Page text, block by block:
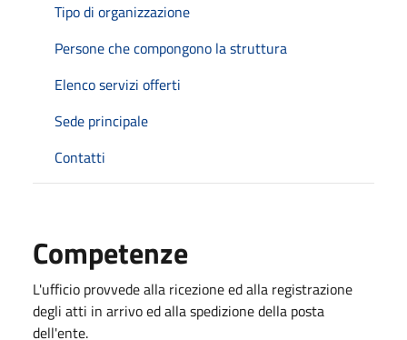
Tipo di organizzazione
Persone che compongono la struttura
Elenco servizi offerti
Sede principale
Contatti
Competenze
L'ufficio provvede alla ricezione ed alla registrazione
degli atti in arrivo ed alla spedizione della posta
dell'ente.